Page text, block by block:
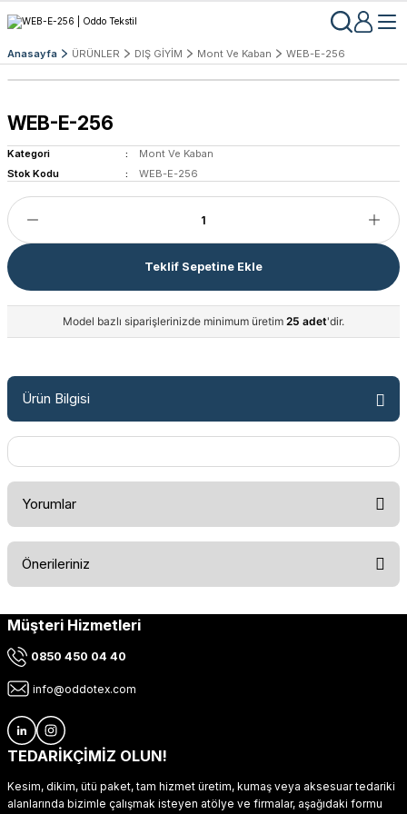
Anasayfa ÜRÜNLER DIŞ GİYİM Mont Ve Kaban WEB-E-256
WEB-E-256
Kategori
Mont Ve Kaban
Stok Kodu
WEB-E-256
Teklif Sepetine Ekle
Model bazlı siparişlerinizde minimum üretim 25 adet'dir.
Ürün Bilgisi
Yorumlar
Önerileriniz
Bu ürünün fiyat bilgisi, resim, ürün açıklamalarında ve diğer
kullanarak tarafımıza iletebilirsiniz.
Ürün resmi kalitesiz, bozuk veya görüntülenemiyor.
Ürün açıklamasında eksik bilgiler bulunuyor.
Ürün fiyatı diğer sitelerden daha pahalı.
Müşteri Hizmetleri
0850 450 04 40
info@oddotex.com
TEDARİKÇİMİZ OLUN!
Kesim, dikim, ütü paket, tam hizmet üretim, kumaş veya aksesuar tedariki
alanlarında bizimle çalışmak isteyen atölye ve firmalar, aşağıdaki formu